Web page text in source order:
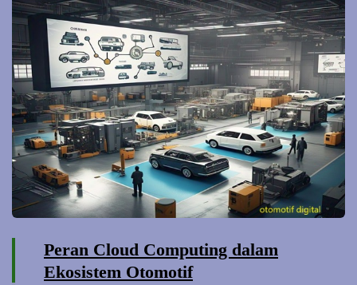
Peran Cloud Computing dalam
Ekosistem Otomotif